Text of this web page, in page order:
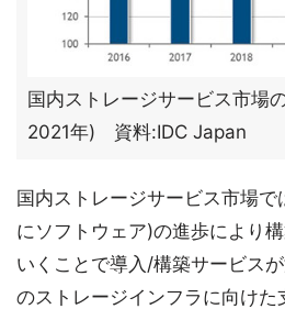
国内ストレージサービス市場
2021年) 資料:IDC Japan
国内ストレージサービス市場
にソフトウェア)の進歩により
いくことで導入/構築サービス
のストレージインフラに向けた